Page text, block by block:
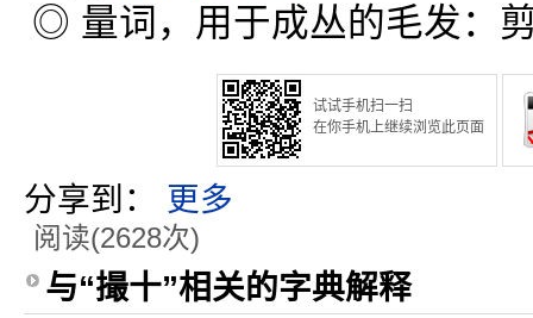
◎ 量词，用于成丛的毛发：
试试手机扫一扫
在你手机上继续浏览此页面
分享到： 更多
阅读(2628次)
与“撮十”相关的字典解释